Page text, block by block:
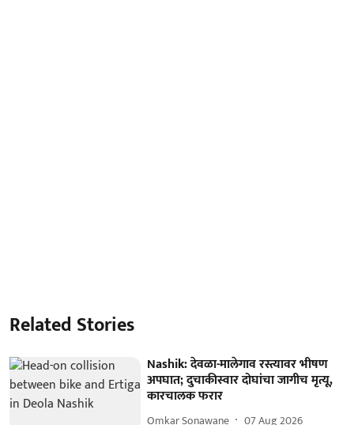
Related Stories
Nashik: देवळा-मालेगाव रस्त्यावर भीषण
अपघात; दुचाकीस्वार दोघांचा जागीच मृत्यू,
कारचालक फरार
Omkar Sonawane 07 Aug 2026